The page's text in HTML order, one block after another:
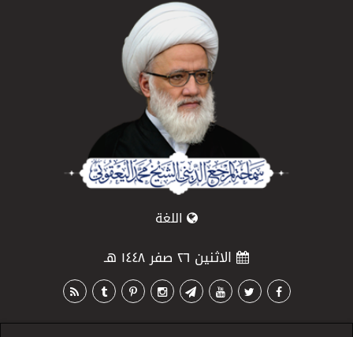
اللغة
الاثنين ٢٦ صفر ١٤٤٨ هـ